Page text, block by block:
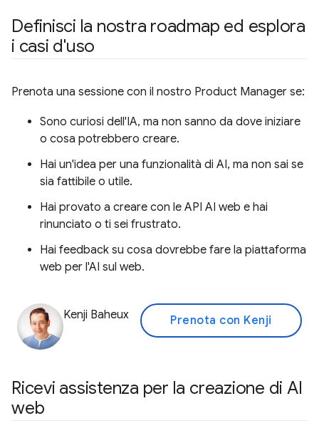
Definisci la nostra roadmap ed esplora
i casi d'uso
Prenota una sessione con il nostro Product Manager se:
Sono curiosi dell'IA, ma non sanno da dove iniziare
o cosa potrebbero creare.
Hai un'idea per una funzionalità di AI, ma non sai se
sia fattibile o utile.
Hai provato a creare con le API AI web e hai
rinunciato o ti sei frustrato.
Hai feedback su cosa dovrebbe fare la piattaforma
web per l'AI sul web.
Kenji Baheux Prenota con Kenji
Ricevi assistenza per la creazione di AI
web